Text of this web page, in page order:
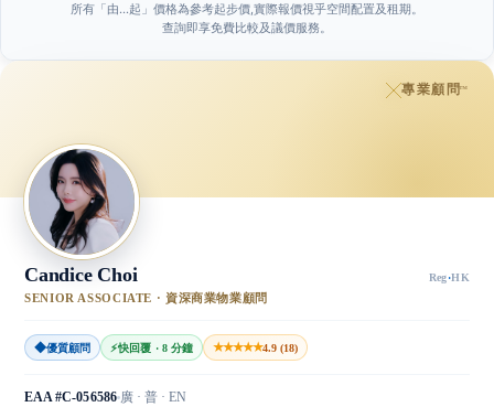
所有「由…起」價格為參考起步價,實際報價視乎空間配置及租期。
查詢即享免費比較及議價服務。
專業顧問™
Candice Choi Reg·HK
SENIOR ASSOCIATE · 資深商業物業顧問
◆優質顧問 ⚡快回覆 · 8 分鐘 ★★★★★4.9 (18)
EAA #C-056586 廣 · 普 · EN